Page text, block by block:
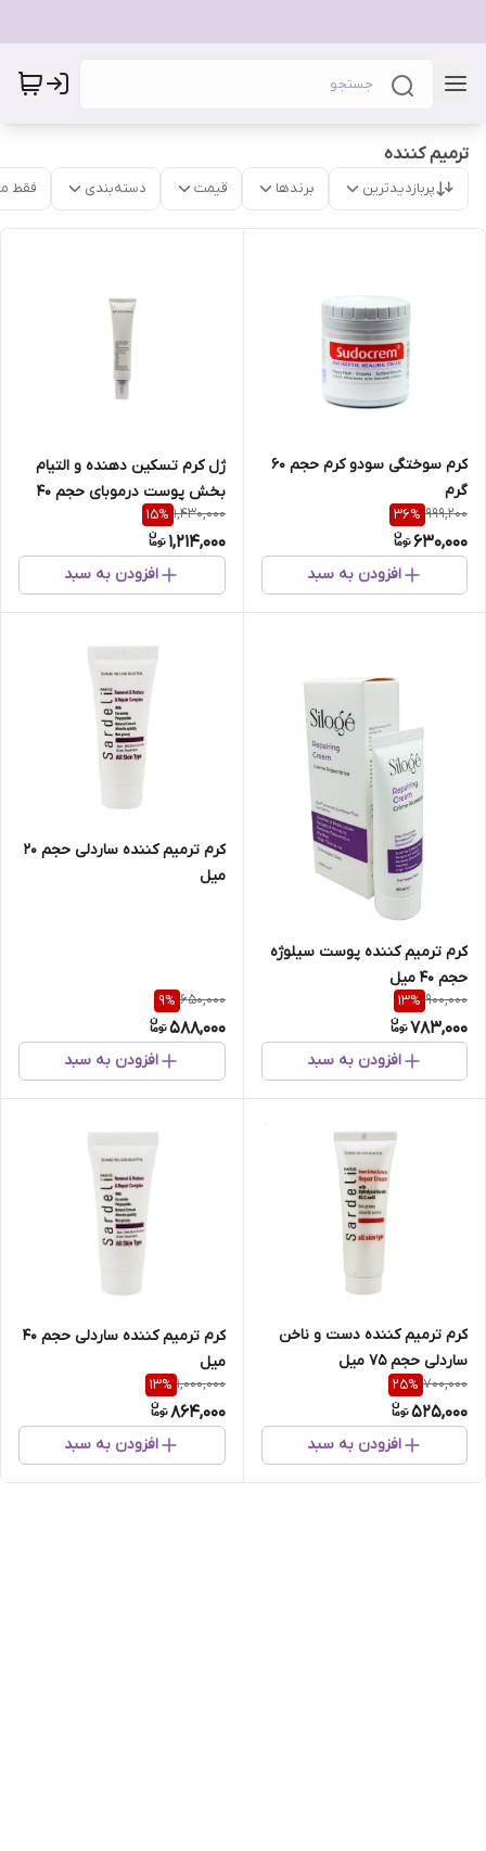
ترمیم کننده
پربازدیدترین برندها قیمت دسته‌بندی فقط
کرم سوختگی سودو کرم حجم 60
گرم
999,200
36%
630,000
افزودن به سبد
ژل کرم تسکین دهنده و التیام
بخش پوست درموبای حجم 40
میل
1,430,000
15%
1,214,000
افزودن به سبد
کرم ترمیم کننده پوست سیلوژه
حجم 40 میل
900,000
13%
783,000
افزودن به سبد
کرم ترمیم کننده ساردلی حجم 20
میل
650,000
9%
588,000
افزودن به سبد
کرم ترمیم کننده دست و ناخن
ساردلی حجم 75 میل
700,000
25%
525,000
افزودن به سبد
کرم ترمیم کننده ساردلی حجم 40
میل
1,000,000
13%
864,000
افزودن به سبد